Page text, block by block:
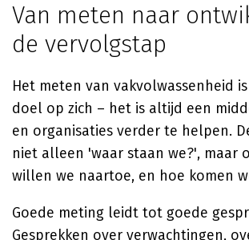
Van meten naar
de vervolgstap
Het meten van vakvolwassenheid
doel op zich – het is altijd een
en organisaties verder te helpen.
niet alleen 'waar staan we?', maar
willen we naartoe, en hoe komen
Goede meting leidt tot goede
Gesprekken over verwachtingen,